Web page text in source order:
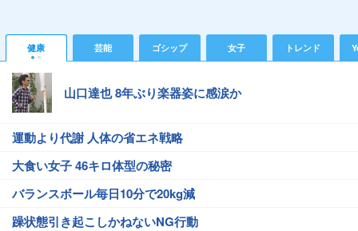
健康 芸能 ゴシップ 女子 トレンド
山口達也 8年ぶり楽器姿に感涙か
運動より代謝 人体の省エネ戦略
大食い女子 46キロ体型の秘密
バランスボール毎日10分で20kg減
躁状態引き起こしかねないNG行動